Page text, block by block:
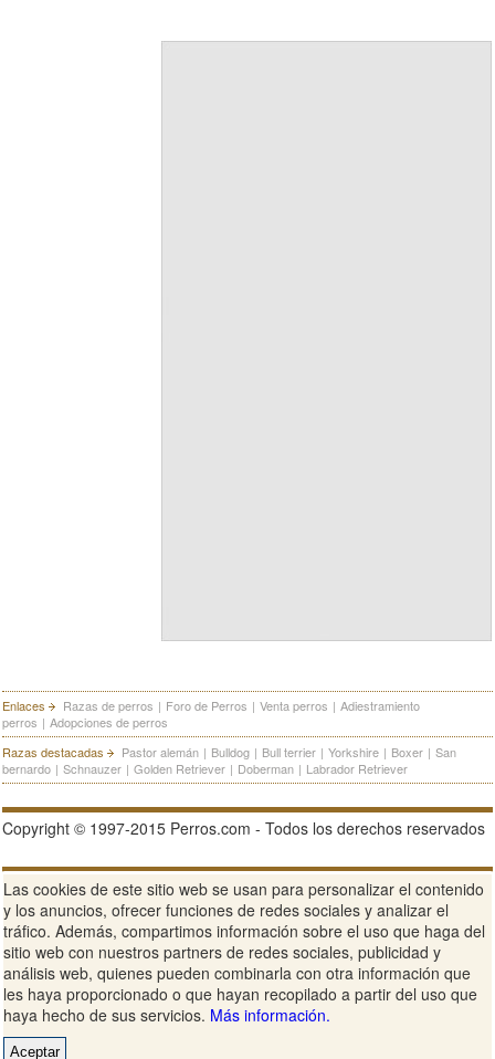
Enlaces Razas de perros | Foro de Perros | Venta perros | Adiestramiento
perros | Adopciones de perros
Razas destacadas
Pastor alemán | Bulldog | Bull terrier | Yorkshire | Boxer | San
bernardo | Schnauzer | Golden Retriever | Doberman | Labrador Retriever
Copyright © 1997-2015 Perros.com - Todos los derechos reservados
Publicidad en Perros.com | Contacte | Aviso Legal Política de
privacidad | Condiciones de uso
Ver sitio web completo
Las cookies de este sitio web se usan para personalizar el contenido
y los anuncios, ofrecer funciones de redes sociales y analizar el
tráfico. Además, compartimos información sobre el uso que haga del
sitio web con nuestros partners de redes sociales, publicidad y
análisis web, quienes pueden combinarla con otra información que
les haya proporcionado o que hayan recopilado a partir del uso que
haya hecho de sus servicios. Más información.